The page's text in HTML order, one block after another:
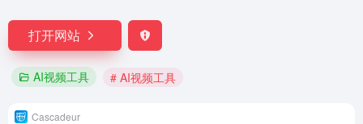
打开网站
AI视频工具 # AI视频工具
Cascadeur